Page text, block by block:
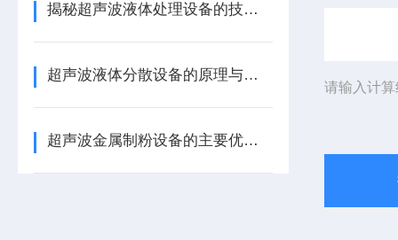
揭秘超声波液体处理设备的技术奥秘
超声波液体分散设备的原理与应用解析
超声波金属制粉设备的主要优势体现在哪些方面
请输入计